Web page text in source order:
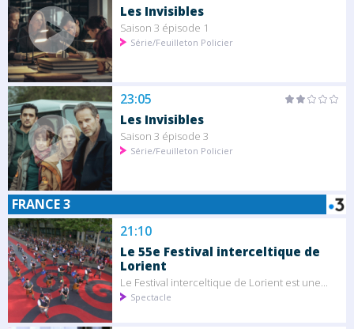
Les Invisibles
Saison 3 épisode 1
Série/Feuilleton Policier
23:05
Les Invisibles
Saison 3 épisode 3
Série/Feuilleton Policier
FRANCE 3
21:10
Le 55e Festival interceltique de
Lorient
Le Festival interceltique de Lorient est une...
Spectacle